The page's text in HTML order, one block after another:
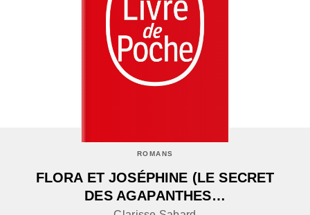
ROMANS
FLORA ET JOSÉPHINE (LE SECRET
DES AGAPANTHES…